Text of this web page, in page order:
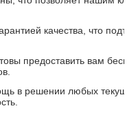
качества, что
предоставить вам
в решении любых текущих